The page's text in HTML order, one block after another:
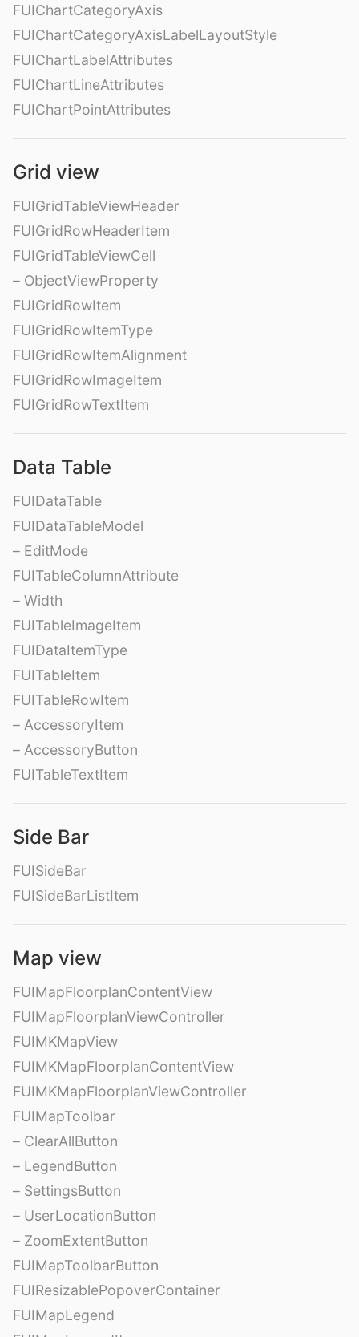
FUIChartCategoryAxis
FUIChartCategoryAxisLabelLayoutStyle
FUIChartLabelAttributes
FUIChartLineAttributes
FUIChartPointAttributes
Grid view
FUIGridTableViewHeader
FUIGridRowHeaderItem
FUIGridTableViewCell
– ObjectViewProperty
FUIGridRowItem
FUIGridRowItemType
FUIGridRowItemAlignment
FUIGridRowImageItem
FUIGridRowTextItem
Data Table
FUIDataTable
FUIDataTableModel
– EditMode
FUITableColumnAttribute
– Width
FUITableImageItem
FUIDataItemType
FUITableItem
FUITableRowItem
– AccessoryItem
– AccessoryButton
FUITableTextItem
Side Bar
FUISideBar
FUISideBarListItem
Map view
FUIMapFloorplanContentView
FUIMapFloorplanViewController
FUIMKMapView
FUIMKMapFloorplanContentView
FUIMKMapFloorplanViewController
FUIMapToolbar
– ClearAllButton
– LegendButton
– SettingsButton
– UserLocationButton
– ZoomExtentButton
FUIMapToolbarButton
FUIResizablePopoverContainer
FUIMapLegend